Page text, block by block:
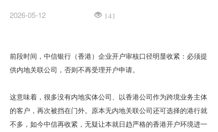
2026-05-12 141
前段时间，中信银行（香港）企业开户审核口径明显收紧：必须提
供内地关联公司，否则不再受理开户申请。
这意味着，很多没有内地实体公司、以香港公司作为跨境业务主体
的客户，再次被挡在门外。原本无内地关联公司还可选择的港行就
不多，如今中信再收紧，无疑让本就日趋严格的香港开户环境进一